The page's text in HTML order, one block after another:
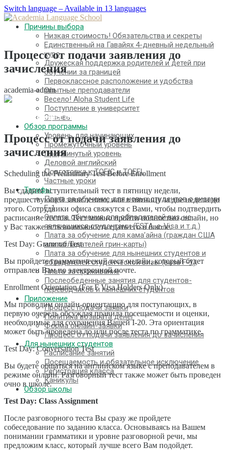
Switch language – Available in 13 languages
Причины выбора
Низкая стоимость! Обязательства и секреты
Единственный на Гавайях 4-дневный недельный
курс
Дружеская поддержка родителей и детей при
обучении за границей
Первоклассное расположение и удобства
Опытные преподаватели
Весело! Aloha Student Life
Поступление в университет
Отзывы
Обзор программы
Уровень для начинающих
Промежуточный уровень
Продвинутый уровень
Деловой английский
Подготовка к TOEIC и TOEFL
Частные уроки
Тарифы
Плата за обучение для новых студентов с визами
F-1
Оплата обучения для обладателей виз, не
являющихся студентами (ESTA, e-Visa и т.д.)
Плата за обучение для кама’айна (граждан США
или обладателей грин-карты)
Плата за обучение для нынешних студентов и
обладателей студенческой визы (виза F-1)
Плата за проживание
Послеобеденные занятия для студентов-
переводчиков и нынешних студентов
Приложение
Процесс подачи заявки
Политика возврата денег
Форма онлайн-заявки
Процесс от подачи заявления до зачисления
Для нынешних студентов
Расписание занятий
Посещаемость и обязательное исключение
Регистрация класса
Каникулы
Обзор школы
MENU
Причины выбора
Низкая стоимость! Обязательства и секреты
Единственный на Гавайях 4-дневный
Процесс от подачи заявления до
зачисления
academia-admin
Процесс от подачи заявления до зачисления
Процесс от подачи заявления до
зачисления
Scheduling the Preliminary Test Before Enrollment
Вы сдадите вступительный тест в пятницу недели,
предшествующей зачислению, или в пятницу за две недели до
этого. Сотрудники офиса свяжутся с Вами, чтобы подтвердить
расписание тестов. Тест можно пройти полностью онлайн, но
у Вас также есть возможность сдать его в школе.
Test Day: Grammar Test
Вы пройдете грамматический тест онлайн, который будет
отправлен Вам по электронной почте.
Enrollment Orientation (For F Visa Holders Only)
Мы проводим онлайн-ориентацию для поступающих, в
первую очередь обсуждая правила посещаемости и оценки,
необходимые для сохранения Вашей I-20. Эта ориентация
может быть проведена до или после теста по грамматике.
Test Day: Conversation Test
Вы будете общаться на английском языке с преподавателем в
режиме онлайн. Разговорный тест также может быть проведен
очно в школе.
Test Day: Class Assignment
После разговорного теста Вы сразу же пройдете
собеседование по заданию класса. Основываясь на Вашем
понимании грамматики и уровне разговорной речи, мы
предложим класс, который лучше всего Вам подойдет.